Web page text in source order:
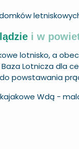
i w
lotnisko, a
Lotnicza dla
powstawania
Wdą -